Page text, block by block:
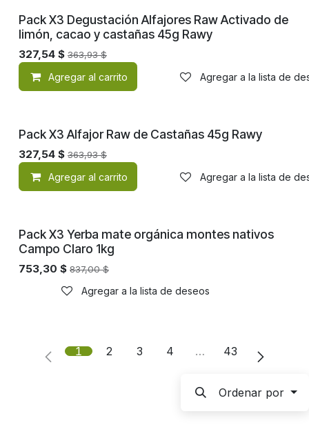
¡Nuevo!
Pack X3 Degustación Alfajores Raw Activado de
limón, cacao y castañas 45g Rawy
327,54 $ 363,93$
Agregar al carrito Agregar a la lista de
¡Nuevo!
Pack X3 Alfajor Raw de Castañas 45g Rawy
327,54 $ 363,93$
Agregar al carrito Agregar a la lista de
¡Nuevo!
Pack X3 Yerba mate orgánica montes nativos
Campo Claro 1kg
753,30 $ 837,00$
Agregar a la lista de deseos
1 2 3 4 … 43
Ordenar por